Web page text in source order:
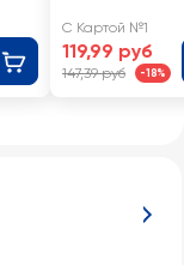
С Картой №1
119,99 руб
147,39 руб -18%